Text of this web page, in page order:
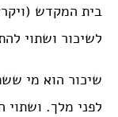
בית המקדש
לשיכור ושתוי
שיכור הוא מי
לפני מלך.